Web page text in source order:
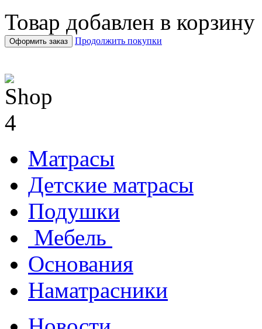
Товар добавлен в корзину
Оформить заказ Продолжить покупки
Матрасы
Детские матрасы
Подушки
Мебель
Основания
Наматрасники